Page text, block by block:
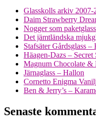
Glasskolls arkiv 2007-
Daim Strawberry
Nogger som paketglass
Det jämtländska
Stafsäter Gårdsglass –
Häagen-Dazs – Secret
Magnum Chocolate &
Järnaglass – Hallon
Cornetto Enigma
Ben & Jerry’s –
Senaste